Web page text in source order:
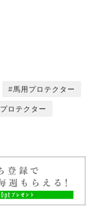
馬用プロテクター
プロテクター